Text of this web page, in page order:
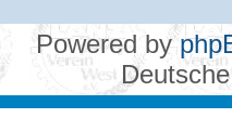
Powered by